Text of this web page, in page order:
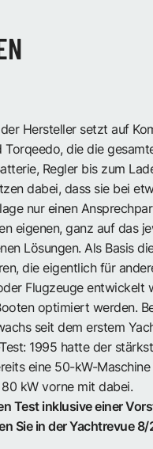
Hersteller setzt auf
Torqeedo, die die
Regler bis zum
dabei, dass sie bei
nur einen
eigenen, ganz auf das
Lösungen. Als Basis
die eigentlich für
Flugzeuge entwickelt
optimiert werden.
seit dem erstem
1995 hatte der
eine 50-kW-
kW vorne mit dabei.
Test inklusive einer
Sie in der Yachtrevue 8/